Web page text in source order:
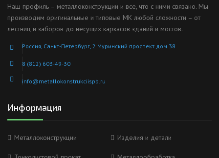
Наш профиль – металлоконструкции и все, что с ними связано. Мы
производим оригинальные и типовые МК любой сложности – от
лестниц и заборов до несущих каркасов зданий и мостов.
Россия, Санкт-Петербург, 2 Муринский проспект дом 38
8 (812) 603-49-30
info@metallokonstrukciispb.ru
Информация
Металлоконструкции Изделия и детали